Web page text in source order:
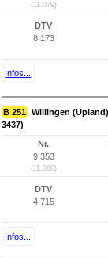
(11.079)
DTV
8.173
Infos...
B 251 Willingen
3437)
Nr.
9.353
(11.080)
DTV
4.715
Infos...